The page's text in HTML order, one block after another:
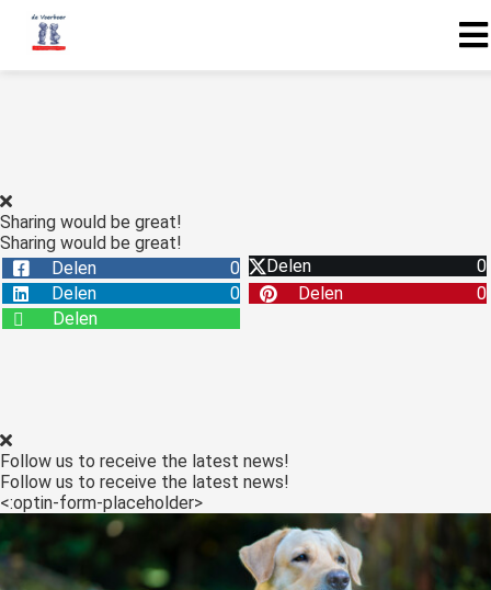
Sharing would be great!
Sharing would be great!
Delen
0 Delen
0
Delen
0 Delen
0
Delen
Follow us to receive the latest news!
Follow us to receive the latest news!
<:optin-form-placeholder>